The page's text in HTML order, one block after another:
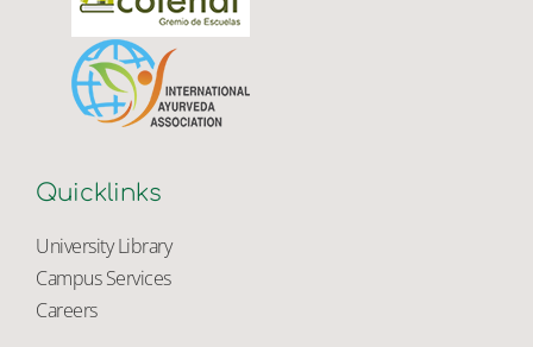
Quicklinks
University Library